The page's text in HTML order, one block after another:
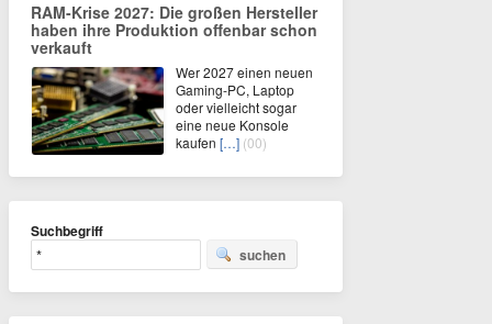
RAM-Krise 2027: Die großen Hersteller
haben ihre Produktion offenbar schon
verkauft
Wer 2027 einen neuen
Gaming-PC, Laptop
oder vielleicht sogar
eine neue Konsole
kaufen […] (00)
Suchbegriff
suchen